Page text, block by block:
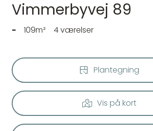
Vimmerbyvej 89
- 109m² 4 værelser
Plantegning
Vis på kort